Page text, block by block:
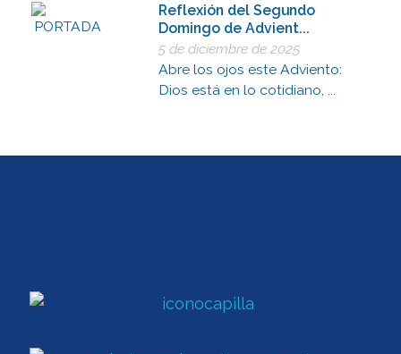
Reflexión del Segundo
Domingo de Advient...
5 de diciembre de 2025
Abre los ojos este Adviento:
Dios está en lo cotidiano, ...